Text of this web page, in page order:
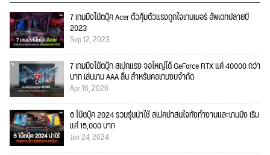
7 เกมมิ่งโน๊ตบุ๊ค Acer ตัวคุ้มตัวแรงถูกใจเกมเมอร์ อัพเดทปลายปี
2023
Sep 12, 2023
7 เกมมิ่งโน้ตบุ๊ก สเปกแรง จอใหญ่ได้ GeForce RTX แค่ 40000 กว่า
บาท เล่นเกม AAA ลื่น สำหรับคอเกมงบจำกัด
Apr 16, 2026
6 โน๊ตบุ๊ค 2024 รวมรุ่นน่าใช้ สเปคน่าสนใจทั้งทำงานและเกมมิ่ง เริ่ม
แค่ 15,000 บาท
Jan 24, 2024